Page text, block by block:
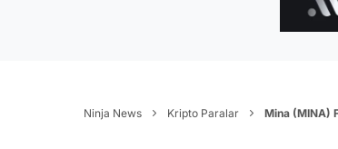
Ninja News Kripto Paralar Mina (MINA)